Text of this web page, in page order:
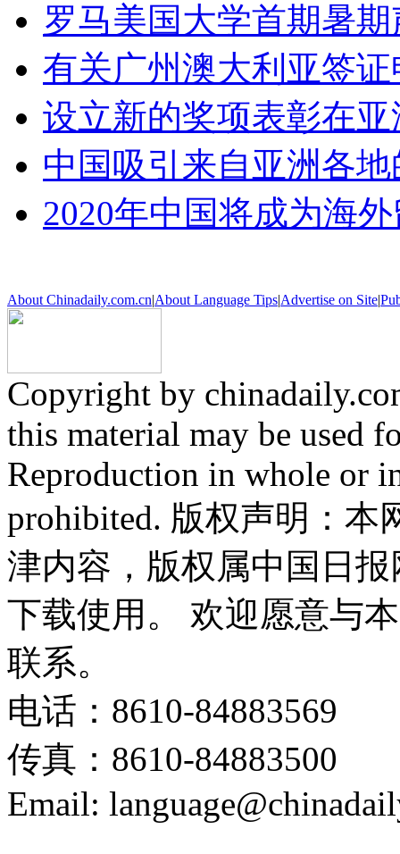
罗马美国大学首期暑
有关广州澳大利亚签
设立新的奖项表彰在
中国吸引来自亚洲各
2020年中国将成为海
About Chinadaily.com.cn|About Language Tips|Advertise on Site|
Copyright by
this material may be used
Reproduction in whole or
prohibited. 版权声明：
津内容，版权属中国日
下载使用。 欢迎愿意与
联系。
电话：8610-84883569
传真：8610-84883500
Email: